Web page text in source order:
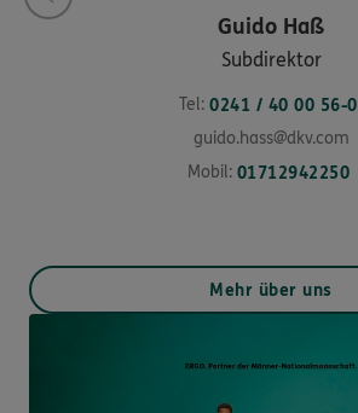
Guido Haß
Subdirektor
Tel: 0241 / 40 00 56-0
guido.hass@dkv.com
Mobil: 01712942250
Mehr über uns